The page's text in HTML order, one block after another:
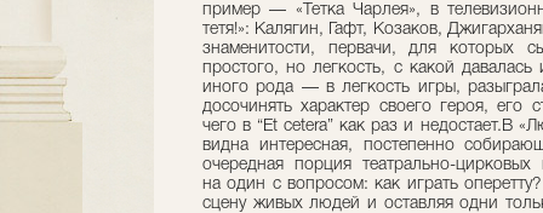
пример — «Тетка Чарлея», в
тетя!»: Калягин, Гафт, Козаков,
знаменитости, первачи, для которых
простого, но легкость, с какой давалась
иного рода — в легкость игры,
досочинять характер своего героя, его
чего в “Et cetera” как раз и недостает.В
видна интересная, постепенно
очередная порция театрально-
на один с вопросом: как играть
сцену живых людей и оставляя одни